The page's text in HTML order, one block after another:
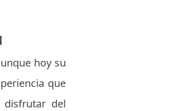
hoy su
que
del